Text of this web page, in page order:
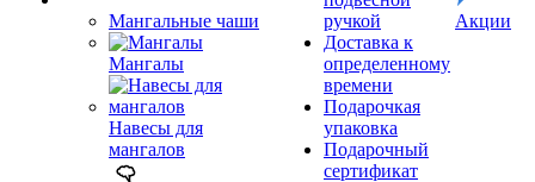
Мангальные чаши
Мангалы
Навесы для
мангалов
ручкой
Доставка к
определенному
времени
Подарочкая
упаковка
Подарочный
сертификат
Акции